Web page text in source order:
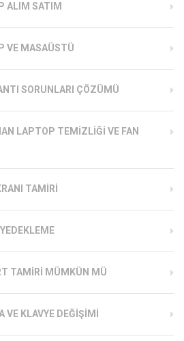
ALIM SATIM
VE MASAÜSTÜ
SORUNLARI ÇÖZÜMÜ
LAPTOP TEMIZLIĞI VE FAN
TAMIRI
TAMIRI MÜMKÜN MÜ
VE KLAVYE DEĞIŞIMI